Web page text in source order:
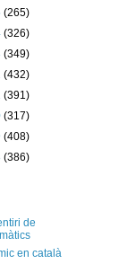
(265)
(326)
(349)
(432)
(391)
(317)
(408)
(386)
de
en català